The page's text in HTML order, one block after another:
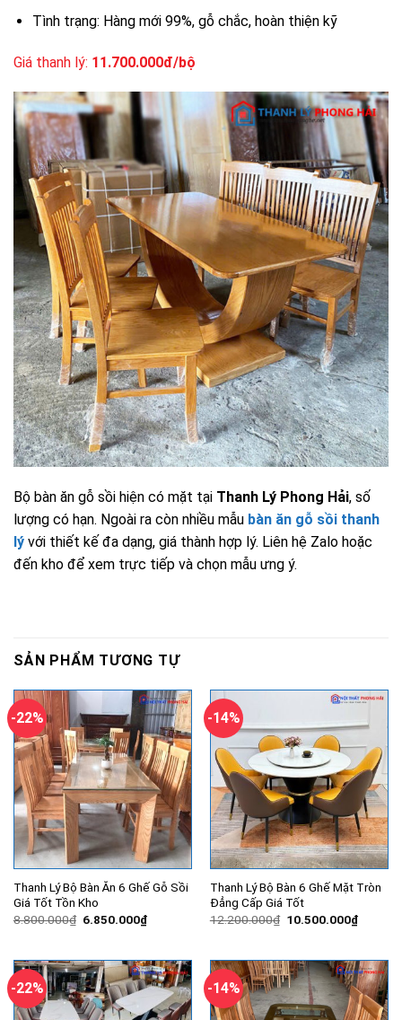
Tình trạng: Hàng mới 99%, gỗ chắc, hoàn thiện kỹ
Giá thanh lý: 11.700.000đ/bộ
Bộ bàn ăn gỗ sồi hiện có mặt tại Thanh Lý Phong Hải, số
lượng có hạn. Ngoài ra còn nhiều mẫu bàn ăn gỗ sồi thanh
lý với thiết kế đa dạng, giá thành hợp lý. Liên hệ Zalo hoặc
đến kho để xem trực tiếp và chọn mẫu ưng ý.
SẢN PHẨM TƯƠNG TỰ
-22%
Thanh Lý Bộ Bàn Ăn 6 Ghế Gỗ Sồi
Giá Tốt Tồn Kho
8.800.000₫ Giá
6.850.000₫Giá
hiện
6.850.000₫.
-14%
Thanh Lý Bộ Bàn 6 Ghế Mặt Tròn
Đẳng Cấp Giá Tốt
12.200.000₫ Giá
10.500.000₫Giá
hiện
-22% -14%